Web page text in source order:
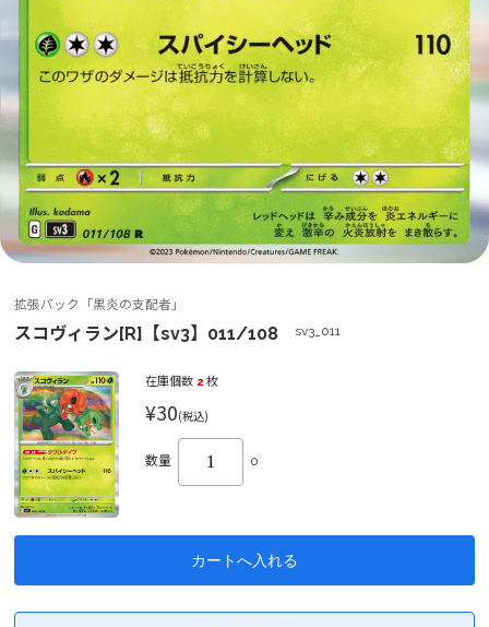
拡張パック「黒炎の支配者」
スコヴィラン[R]【sv3】011/108 sv3_011
在庫個数 2 枚
¥30(税込)
数量 0